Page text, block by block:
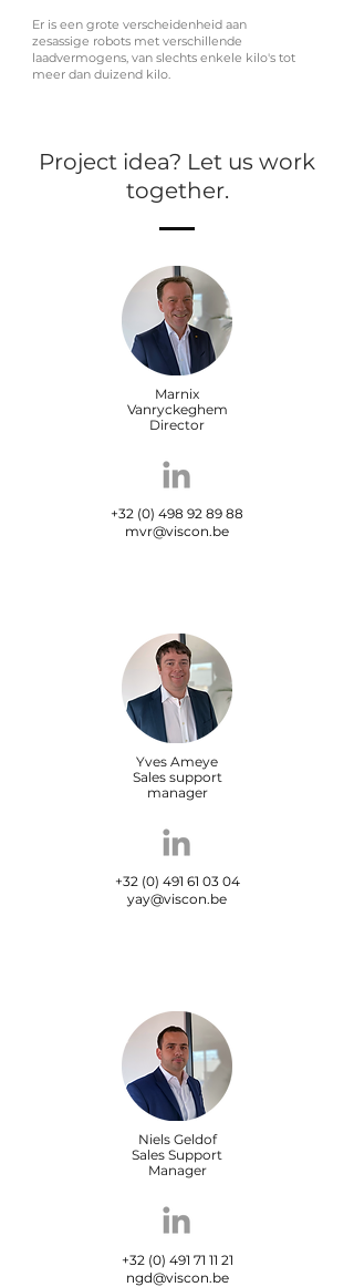
Er is een grote verscheidenheid aan
zesassige robots met verschillende
laadvermogens, van slechts enkele kilo's tot
meer dan duizend kilo.
Project idea? Let us work
together.
Marnix
Vanryckeghem
Director
+32 (0) 498 92 89 88
mvr@viscon.be
Yves Ameye
Sales support
manager
+32 (0) 491 61 03 04
yay@viscon.be
Niels Geldof
Sales Support
Manager
+32 (0) 491 71 11 21
ngd@viscon.be